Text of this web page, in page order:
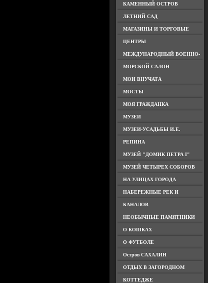
КАМЕННЫЙ ОСТРОВ
ЛЕТНИЙ САД
МАГАЗИНЫ И ТОРГОВЫЕ
ЦЕНТРЫ
МЕЖДУНАРОДНЫЙ ВОЕННО-
МОРСКОЙ САЛОН
МОИ ВНУЧАТА
МОСТЫ
МОЯ ГРАЖДАНКА
МУЗЕИ
МУЗЕИ-УСАДЬБЫ И.Е.
РЕПИНА
МУЗЕЙ "ДОМИК ПЕТРА I"
МУЗЕЙ ЧЕТЫРЕХ СОБОРОВ
НА УЛИЦАХ ГОРОДА
НАБЕРЕЖНЫЕ РЕК И
КАНАЛОВ
НЕОБЫЧНЫЕ ПАМЯТНИКИ
О КОШКАХ
О ФУТБОЛЕ
Остров САХАЛИН
ОТДЫХ В ЗАГОРОДНОМ
КОТТЕДЖЕ